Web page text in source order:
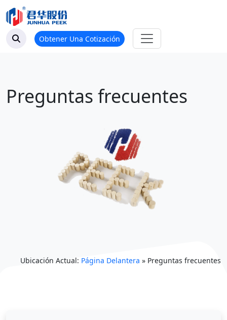
Obtener Una Cotización
Preguntas frecuentes
Ubicación Actual: Página Delantera » Preguntas frecuentes